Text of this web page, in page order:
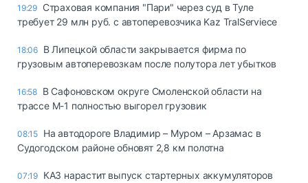
19:29 Страховая компания "Пари" через суд в Туле
требует 29 млн руб. с автоперевозчика Kaz TralServiece
18:06 В Липецкой области закрывается фирма по
грузовым автоперевозкам после полутора лет убытков
16:58 В Сафоновском округе Смоленской области на
трассе М-1 полностью выгорел грузовик
08:15 На автодороге Владимир – Муром – Арзамас в
Судогодском районе обновят 2,8 км полотна
07:19 КАЗ нарастит выпуск стартерных аккумуляторов